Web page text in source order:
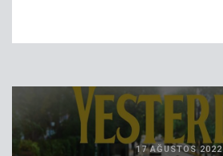
17 AĞUSTOS 2022